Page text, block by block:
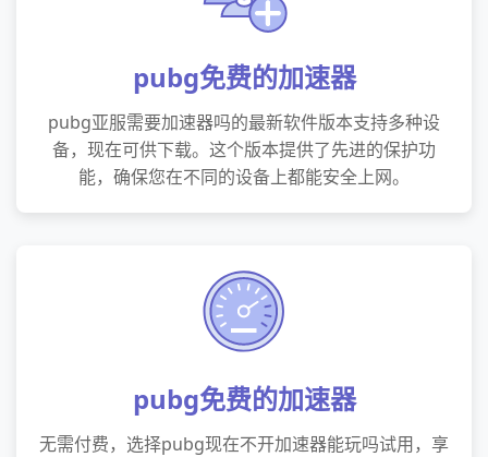
pubg免费的加速器
pubg亚服需要加速器吗的最新软件版本支持多种设
备，现在可供下载。这个版本提供了先进的保护功
能，确保您在不同的设备上都能安全上网。
pubg免费的加速器
无需付费，选择pubg现在不开加速器能玩吗试用，享